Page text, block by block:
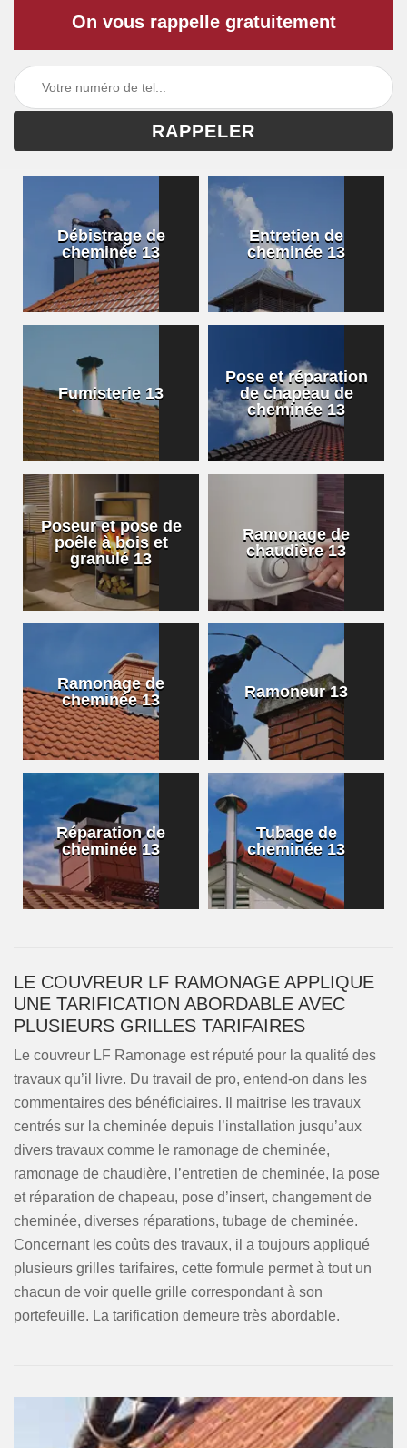
On vous rappelle gratuitement
Débistrage de
cheminée 13
Entretien de
cheminée 13
Fumisterie 13
Pose et réparation
de chapeau de
cheminée 13
Poseur et pose de
poêle à bois et
granulé 13
Ramonage de
chaudière 13
Ramonage de
cheminée 13
Ramoneur 13
Réparation de
cheminée 13
Tubage de
cheminée 13
LE COUVREUR LF RAMONAGE APPLIQUE
UNE TARIFICATION ABORDABLE AVEC
PLUSIEURS GRILLES TARIFAIRES
Le couvreur LF Ramonage est réputé pour la qualité des
travaux qu’il livre. Du travail de pro, entend-on dans les
commentaires des bénéficiaires. Il maitrise les travaux
centrés sur la cheminée depuis l’installation jusqu’aux
divers travaux comme le ramonage de cheminée,
ramonage de chaudière, l’entretien de cheminée, la pose
et réparation de chapeau, pose d’insert, changement de
cheminée, diverses réparations, tubage de cheminée.
Concernant les coûts des travaux, il a toujours appliqué
plusieurs grilles tarifaires, cette formule permet à tout un
chacun de voir quelle grille correspondant à son
portefeuille. La tarification demeure très abordable.